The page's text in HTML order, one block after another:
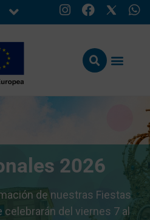
2026
de nuestras Fiestas
del viernes 7 al